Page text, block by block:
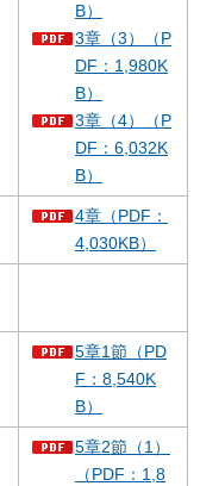
B）
3章（3）（P
DF：1,980K
B）
3章（4）（P
DF：6,032K
B）
4章（PDF：
4,030KB）
5章1節（PD
F：8,540K
B）
5章2節（1）
（PDF：1,8